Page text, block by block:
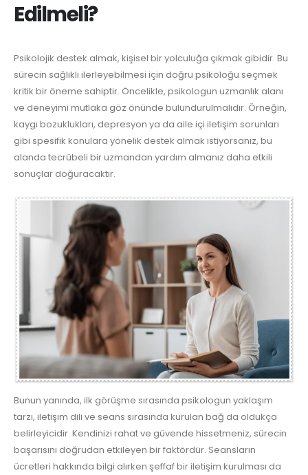
Edilmeli?
Psikolojik destek almak, kişisel bir yolculuğa çıkmak gibidir. Bu
sürecin sağlıklı ilerleyebilmesi için doğru psikoloğu seçmek
kritik bir öneme sahiptir. Öncelikle, psikologun uzmanlık alanı
ve deneyimi mutlaka göz önünde bulundurulmalıdır. Örneğin,
kaygı bozuklukları, depresyon ya da aile içi iletişim sorunları
gibi spesifik konulara yönelik destek almak istiyorsanız, bu
alanda tecrübeli bir uzmandan yardım almanız daha etkili
sonuçlar doğuracaktır.
Bunun yanında, ilk görüşme sırasında psikologun yaklaşım
tarzı, iletişim dili ve seans sırasında kurulan bağ da oldukça
belirleyicidir. Kendinizi rahat ve güvende hissetmeniz, sürecin
başarısını doğrudan etkileyen bir faktördür. Seansların
ücretleri hakkında bilgi alırken şeffaf bir iletişim kurulması da